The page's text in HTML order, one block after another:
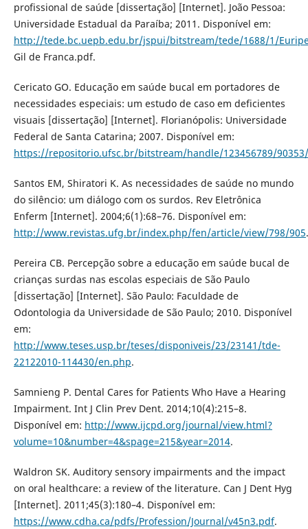
profissional de saúde [dissertação] [Internet]. João Pessoa:
Universidade Estadual da Paraíba; 2011. Disponível em:
http://tede.bc.uepb.edu.br/jspui/bitstream/tede/1688/1/
Gil de Franca.pdf.
Cericato GO. Educação em saúde bucal em portadores de
necessidades especiais: um estudo de caso em deficientes
visuais [dissertação] [Internet]. Florianópolis: Universidade
Federal de Santa Catarina; 2007. Disponível em:
https://repositorio.ufsc.br/bitstream/handle/123456789/
Santos EM, Shiratori K. As necessidades de saúde no mundo
do silêncio: um diálogo com os surdos. Rev Eletrônica
Enferm [Internet]. 2004;6(1):68–76. Disponível em:
http://www.revistas.ufg.br/index.php/fen/article/view/798/905.
Pereira CB. Percepção sobre a educação em saúde bucal de
crianças surdas nas escolas especiais de São Paulo
[dissertação] [Internet]. São Paulo: Faculdade de
Odontologia da Universidade de São Paulo; 2010. Disponível
em:
http://www.teses.usp.br/teses/disponiveis/23/23141/tde-
22122010-114430/en.php.
Samnieng P. Dental Cares for Patients Who Have a Hearing
Impairment. Int J Clin Prev Dent. 2014;10(4):215–8.
Disponível em: http://www.ijcpd.org/journal/view.html?
volume=10&number=4&spage=215&year=2014.
Waldron SK. Auditory sensory impairments and the impact
on oral healthcare: a review of the literature. Can J Dent Hyg
[Internet]. 2011;45(3):180–4. Disponível em:
https://www.cdha.ca/pdfs/Profession/Journal/v45n3.pdf.